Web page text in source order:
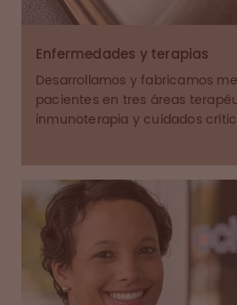
Enfermedades y terapias
Desarrollamos y fabricamos
pacientes en tres áreas
inmunoterapia y cuidados